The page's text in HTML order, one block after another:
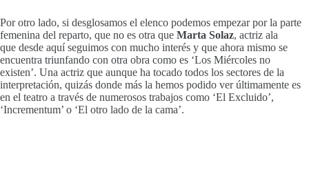
Por otro lado, si desglosamos el elenco podemos empezar por la parte
femenina del reparto, que no es otra que Marta Solaz, actriz ala
que desde aquí seguimos con mucho interés y que ahora mismo se
encuentra triunfando con otra obra como es ‘Los Miércoles no
existen’. Una actriz que aunque ha tocado todos los sectores de la
interpretación, quizás donde más la hemos podido ver últimamente es
en el teatro a través de numerosos trabajos como ‘El Excluido’,
‘Incrementum’ o ‘El otro lado de la cama’.